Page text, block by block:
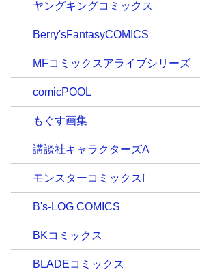
ヤングキングコミックス
Berry'sFantasyCOMICS
MFコミックスアライブシリーズ
comicPOOL
もぐす画集
講談社キャラクターズA
モンスターコミックスf
B's-LOG COMICS
BKコミックス
BLADEコミックス